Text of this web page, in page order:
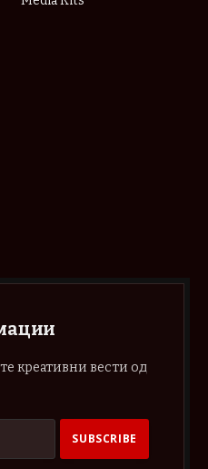
креативни вести од